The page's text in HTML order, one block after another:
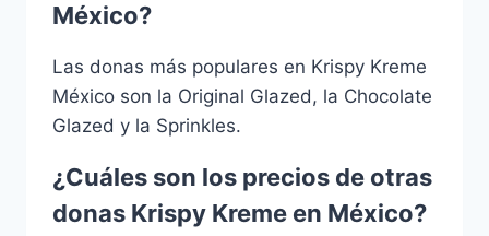
México?
Las donas más populares en Krispy Kreme
México son la Original Glazed, la Chocolate
Glazed y la Sprinkles.
¿Cuáles son los precios de otras
donas Krispy Kreme en México?